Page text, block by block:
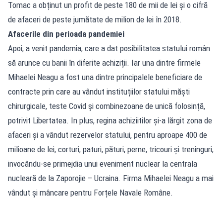
Tomac a obținut un profit de peste 180 de mii de lei și o cifră
de afaceri de peste jumătate de milion de lei în 2018.
Afacerile din perioada pandemiei
Apoi, a venit pandemia, care a dat posibilitatea statului român
să arunce cu banii în diferite achiziții. Iar una dintre firmele
Mihaelei Neagu a fost una dintre principalele beneficiare de
contracte prin care au vândut instituțiilor statului măști
chirurgicale, teste Covid și combinezoane de unică folosință,
potrivit Libertatea. In plus, regina achiziitilor și-a lărgit zona de
afaceri și a vândut rezervelor statului, pentru aproape 400 de
milioane de lei, corturi, paturi, pături, perne, tricouri și treninguri,
invocându-se primejdia unui eveniment nuclear la centrala
nucleară de la Zaporojie – Ucraina. Firma Mihaelei Neagu a mai
vândut și mâncare pentru Forțele Navale Române.